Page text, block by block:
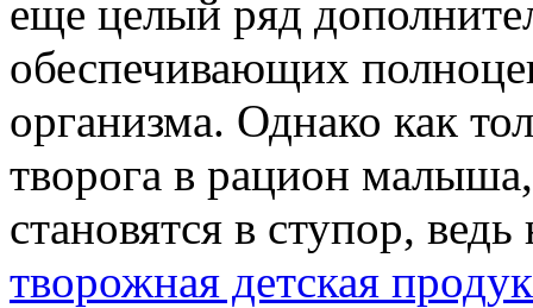
еще целый ряд
обеспечивающих
организма. Однако как
творога в рацион
становятся в ступор,
творожная детская